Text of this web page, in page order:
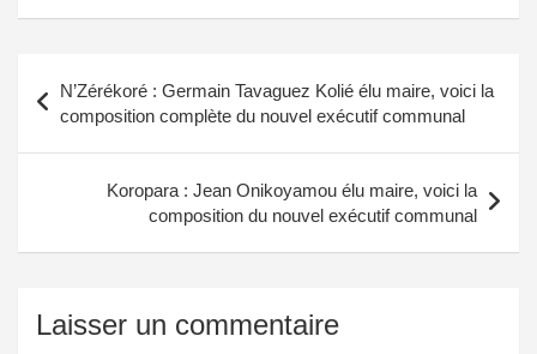
de
l’article
N’Zérékoré : Germain Tavaguez Kolié élu maire, voici la
composition complète du nouvel exécutif communal
Koropara : Jean Onikoyamou élu maire, voici la
composition du nouvel exécutif communal
Laisser un commentaire